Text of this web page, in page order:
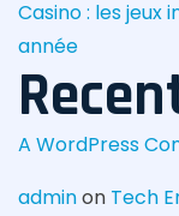
Casino : les
année
A WordPress
adminon Tech